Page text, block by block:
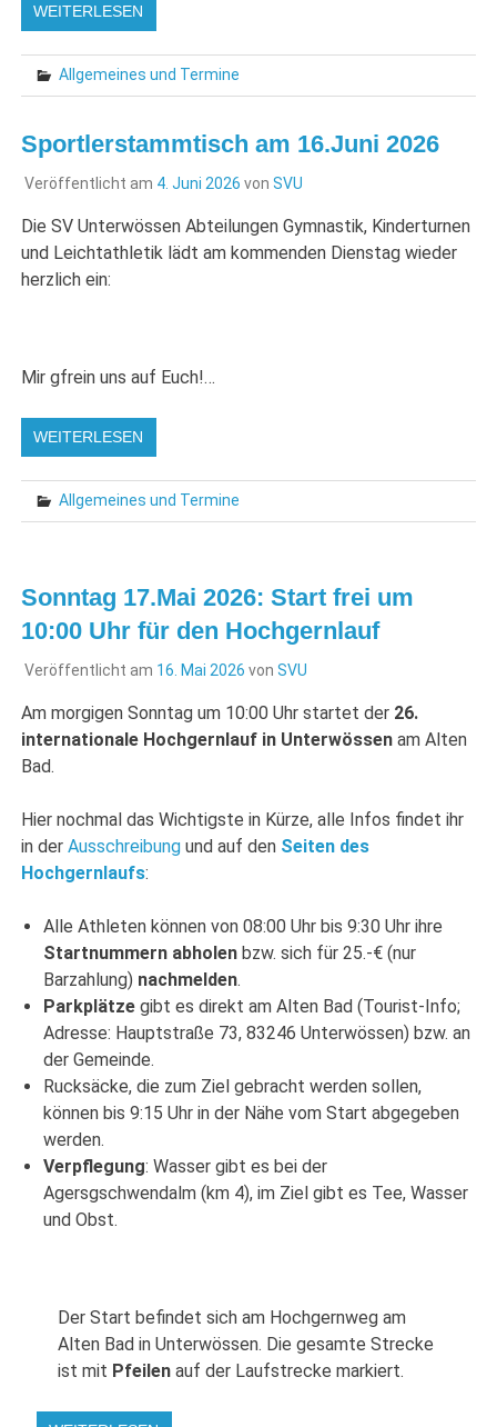
WEITERLESEN
Allgemeines und Termine
Sportlerstammtisch am 16.Juni 2026
Veröffentlicht am 4. Juni 2026 von SVU
Die SV Unterwössen Abteilungen Gymnastik, Kinderturnen
und Leichtathletik lädt am kommenden Dienstag wieder
herzlich ein:
Mir gfrein uns auf Euch!…
WEITERLESEN
Allgemeines und Termine
Sonntag 17.Mai 2026: Start frei um
10:00 Uhr für den Hochgernlauf
Veröffentlicht am 16. Mai 2026 von SVU
Am morgigen Sonntag um 10:00 Uhr startet der 26.
internationale Hochgernlauf in Unterwössen am Alten
Bad.
Hier nochmal das Wichtigste in Kürze, alle Infos findet ihr
in derAusschreibung und auf den Seiten des
Hochgernlaufs:
Alle Athleten können von 08:00 Uhr bis 9:30 Uhr ihre
Startnummern abholen bzw. sich für 25.-€ (nur
Barzahlung) nachmelden.
Parkplätzegibt es direkt am Alten Bad (Tourist-Info;
Adresse: Hauptstraße 73, 83246 Unterwössen) bzw. an
der Gemeinde.
Rucksäcke, die zum Ziel gebracht werden sollen,
können bis 9:15 Uhr in der Nähe vom Start abgegeben
werden.
Verpflegung: Wasser gibt es bei der
Agersgschwendalm (km 4), im Ziel gibt es Tee, Wasser
und Obst.
Der Start befindet sich am Hochgernweg am
Alten Bad in Unterwössen. Die gesamte Strecke
ist mit Pfeilenauf der Laufstrecke markiert.